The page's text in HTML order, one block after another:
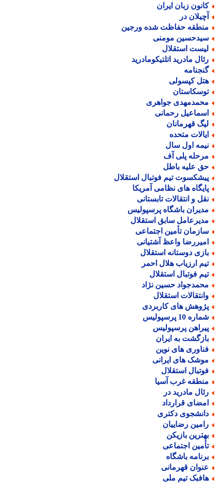
زبان ایران
در
حفاظت شده ورجین
مومنی
استقلال
مادرید اتلتیکومادرید
کپسولی
جواهری
رحمانی
قهرمانان
متحده
اول سال
پلی آف
علیه باطل
تیم فوتبال استقلال
های نظامی آمریکا
و انتقالات تابستانی
باشگاه پرسپولیس
سابق استقلال
تأمین اجتماعی
واعظ آشتیانی
دوستانه استقلال
ارزیاب هلال احمر
فوتبال استقلال
حسین نژاد
استقلال
های کاربردی
10 پرسپولیس
پرسپولیس
به ایران
های نوین
های ایرانی
استقلال
غرب آسیا
مادرید در
قرارداد
دکتری
رضاییان
بازیکن
اجتماعی
باشگاه
قهرمانی
تیم ملی